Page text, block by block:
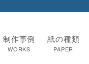
制作事例
WORKS
紙の種類
PAPER